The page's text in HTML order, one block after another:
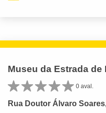
Museu da Estrada
0 aval.
Rua Doutor Álvaro